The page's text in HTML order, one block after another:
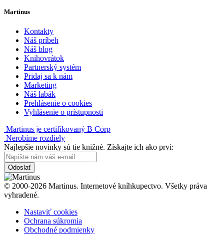
Martinus
Kontakty
Náš príbeh
Náš blog
Knihovrátok
Partnerský systém
Pridaj sa k nám
Marketing
Náš labák
Prehlásenie o cookies
Vyhlásenie o prístupnosti
Martinus je certifikovaný B Corp
Nerobíme rozdiely
Najlepšie novinky sú tie knižné. Získajte ich ako prví:
Odoslať
© 2000-2026 Martinus. Internetové kníhkupectvo. Všetky práva
vyhradené.
Nastaviť cookies
Ochrana súkromia
Obchodné podmienky